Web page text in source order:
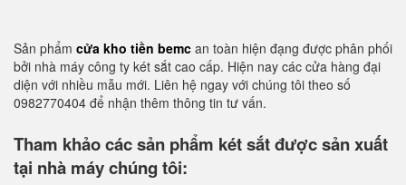
Sản phẩm cửa kho tiền bemc an toàn hiện đạng được phân phối
bởi nhà máy công ty két sắt cao cấp. Hiện nay các cửa hàng đại
diện với nhiều mẫu mới. Liên hệ ngay với chúng tôi theo số
0982770404 để nhận thêm thông tin tư vấn.
Tham khảo các sản phẩm két sắt được sản xuất
tại nhà máy chúng tôi: